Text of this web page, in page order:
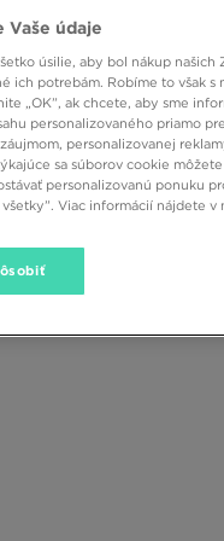
Obrovskú popularitu si
znova vrátila na
kultové tenisky aj vaše
Topánky budú ideálnou
a vyzerať skvele v každej
a klasickému
podšívkou, vďaka
zaručí istý krok.
aj mladšie deti.
detailov. Okrem
outfitu. Doplnia mestské
sa aj v kombinácií s
Farba
Vaše údaje
úsilie, aby bol nákup
ich potrebám. Robíme to však
„OK”, ak chcete, aby sme
personalizovaného priamo
personalizovanej
sa súborov cookie
personalizovanú ponuku
Viac informácií nájdete v